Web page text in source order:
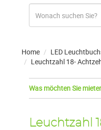
Home
LED
Leuchtzahl 18-
Was möchten Sie
Leuchtzahl